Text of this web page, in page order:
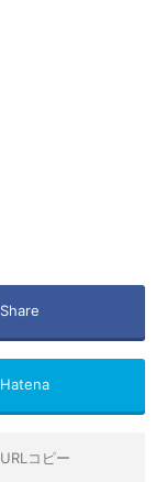
Share
Hatena
URLコピー